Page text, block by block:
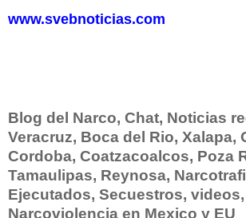
www.svebnoticias.com
Blog del Narco, Chat, Noticias
Veracruz, Boca del Rio, Xalapa,
Cordoba, Coatzacoalcos, Poza
Tamaulipas, Reynosa,
Ejecutados, Secuestros, videos,
Narcoviolencia en Mexico y EU